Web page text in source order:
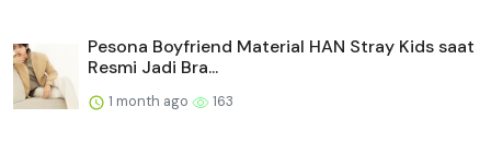
Pesona Boyfriend Material HAN Stray Kids saat
Resmi Jadi Bra...
1 month ago 163